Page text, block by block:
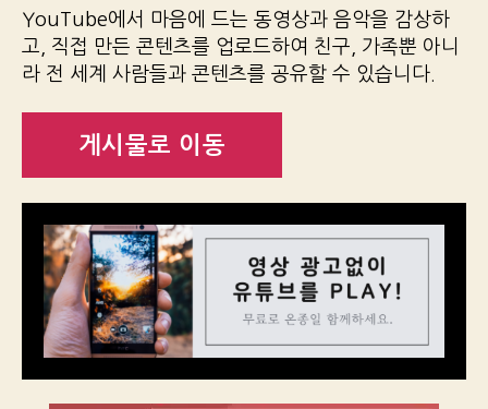
YouTube에서 마음에 드는 동영상과 음악을 감상하
고, 직접 만든 콘텐츠를 업로드하여 친구, 가족뿐 아니
라 전 세계 사람들과 콘텐츠를 공유할 수 있습니다.
게시물로 이동